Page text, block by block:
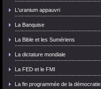
L'uranium appauvri
La Banquise
La Bible et les Sumériens
La dictature mondiale
La FED et le FMI
La fin programmée de la démocratie